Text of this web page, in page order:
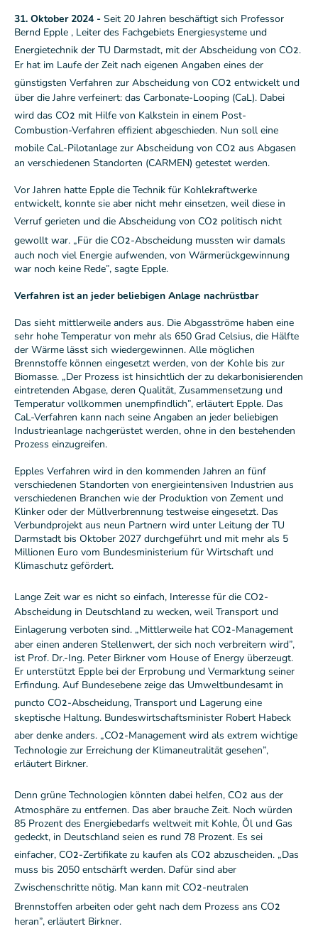
31. Oktober 2024 - Seit 20 Jahren beschäftigt sich Professor
Bernd Epple , Leiter des Fachgebiets Energiesysteme und
Energietechnik der TU Darmstadt, mit der Abscheidung von CO₂.
Er hat im Laufe der Zeit nach eigenen Angaben eines der
günstigsten Verfahren zur Abscheidung von CO₂ entwickelt und
über die Jahre verfeinert: das Carbonate-Looping (CaL). Dabei
wird das CO₂ mit Hilfe von Kalkstein in einem Post-
Combustion-Verfahren effizient abgeschieden. Nun soll eine
mobile CaL-Pilotanlage zur Abscheidung von CO₂ aus Abgasen
an verschiedenen Standorten (CARMEN) getestet werden.
Vor Jahren hatte Epple die Technik für Kohlekraftwerke
entwickelt, konnte sie aber nicht mehr einsetzen, weil diese in
Verruf gerieten und die Abscheidung von CO₂ politisch nicht
gewollt war. „Für die CO₂-Abscheidung mussten wir damals
auch noch viel Energie aufwenden, von Wärmerückgewinnung
war noch keine Rede”, sagte Epple.
Verfahren ist an jeder beliebigen Anlage nachrüstbar
Das sieht mittlerweile anders aus. Die Abgasströme haben eine
sehr hohe Temperatur von mehr als 650 Grad Celsius, die Hälfte
der Wärme lässt sich wiedergewinnen. Alle möglichen
Brennstoffe können eingesetzt werden, von der Kohle bis zur
Biomasse. „Der Prozess ist hinsichtlich der zu dekarbonisierenden
eintretenden Abgase, deren Qualität, Zusammensetzung und
Temperatur vollkommen unempfindlich”, erläutert Epple. Das
CaL-Verfahren kann nach seine Angaben an jeder beliebigen
Industrieanlage nachgerüstet werden, ohne in den bestehenden
Prozess einzugreifen.
Epples Verfahren wird in den kommenden Jahren an fünf
verschiedenen Standorten von energieintensiven Industrien aus
verschiedenen Branchen wie der Produktion von Zement und
Klinker oder der Müllverbrennung testweise eingesetzt. Das
Verbundprojekt aus neun Partnern wird unter Leitung der TU
Darmstadt bis Oktober 2027 durchgeführt und mit mehr als 5
Millionen Euro vom Bundesministerium für Wirtschaft und
Klimaschutz gefördert.
Lange Zeit war es nicht so einfach, Interesse für die CO₂-
Abscheidung in Deutschland zu wecken, weil Transport und
Einlagerung verboten sind. „Mittlerweile hat CO₂-Management
aber einen anderen Stellenwert, der sich noch verbreitern wird”,
ist Prof. Dr.-Ing. Peter Birkner vom House of Energy überzeugt.
Er unterstützt Epple bei der Erprobung und Vermarktung seiner
Erfindung. Auf Bundesebene zeige das Umweltbundesamt in
puncto CO₂-Abscheidung, Transport und Lagerung eine
skeptische Haltung. Bundeswirtschaftsminister Robert Habeck
aber denke anders. „CO₂-Management wird als extrem wichtige
Technologie zur Erreichung der Klimaneutralität gesehen”,
erläutert Birkner.
Denn grüne Technologien könnten dabei helfen, CO₂ aus der
Atmosphäre zu entfernen. Das aber brauche Zeit. Noch würden
85 Prozent des Energiebedarfs weltweit mit Kohle, Öl und Gas
gedeckt, in Deutschland seien es rund 78 Prozent. Es sei
einfacher, CO₂-Zertifikate zu kaufen als CO₂ abzuscheiden. „Das
muss bis 2050 entschärft werden. Dafür sind aber
Zwischenschritte nötig. Man kann mit CO₂-neutralen
Brennstoffen arbeiten oder geht nach dem Prozess ans CO₂
heran”, erläutert Birkner.